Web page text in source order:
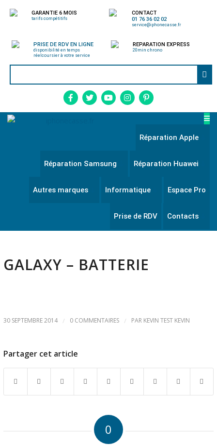
GARANTIE 6 MOIS
tarifs compétitifs
CONTACT
01 76 36 02 02
service@iphonecasse.fr
PRISE DE RDV EN LIGNE
disponibilité en temps
réelcoursier à votre service
REPARATION EXPRESS
20min chrono
Réparation Apple
Réparation Samsung Réparation Huawei
Autres marques Informatique Espace Pro
Prise de RDV Contacts
GALAXY – BATTERIE
30 SEPTEMBRE 2014 / 0 COMMENTAIRES / PAR KEVIN TEST KEVIN
Partager cet article
0